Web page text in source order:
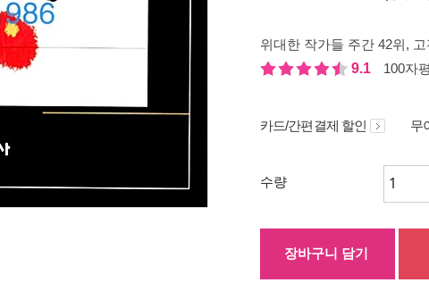
위대한 작가들 주간 42위,
9.1
100자
카드/간편결제 할인 무
수량
장바구니 담기